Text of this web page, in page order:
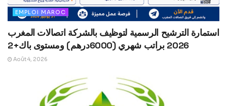
EMPLOI MAROC
استمارة الترشيح الرسمية لتوظيف بالشركة اتصالات المغرب
2026 براتب شهري (6000درهم) ومستوى باك+2
Août 4, 2026